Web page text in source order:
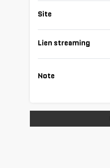
Site
Lien streaming
Note